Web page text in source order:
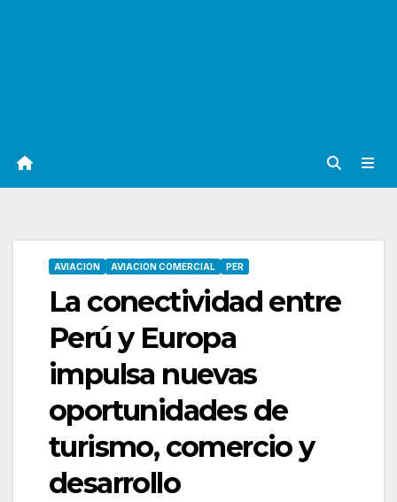
AVIACION AVIACION COMERCIAL PER
La conectividad entre
Perú y Europa
impulsa nuevas
oportunidades de
turismo, comercio y
desarrollo